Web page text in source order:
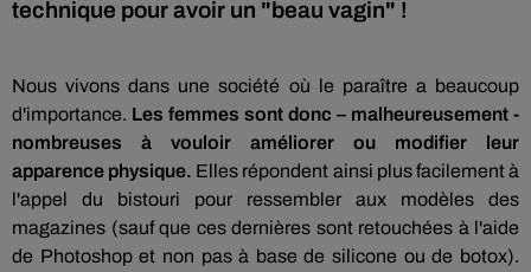
technique pour avoir un "beau vagin" !
Nous vivons dans une société où le paraître a beaucoup
d'importance. Les femmes sont donc – malheureusement -
nombreuses à vouloir améliorer ou modifier leur
apparence physique. Elles répondent ainsi plus facilement à
l'appel du bistouri pour ressembler aux modèles des
magazines (sauf que ces dernières sont retouchées à l'aide
de Photoshopet non pas à base de silicone ou de botox).